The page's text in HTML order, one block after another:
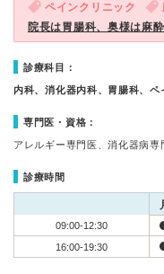
ペインクリニック
院長は胃腸科、奥様は麻
診療科目：
内科、消化器内科、胃腸科、ペ
専門医・資格：
アレルギー専門医、消化器病専
診療時間
09:00-12:30
16:00-19:30